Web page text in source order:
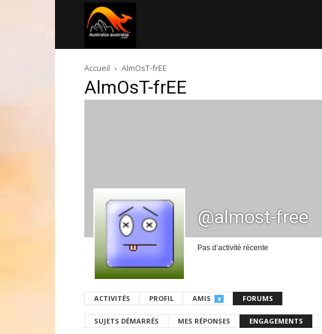
australie.com
Accueil AlmOsT-frEE
AlmOsT-frEE
@almost-free
Pas d’activité récente
ACTIVITÉS PROFIL AMIS 0 FORUMS
SUJETS DÉMARRÉS MES RÉPONSES ENGAGEMENTS